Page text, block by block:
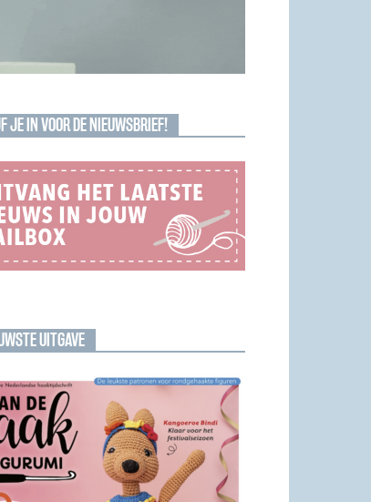
JE IN VOOR DE NIEUWSBRIEF!
UITGAVE